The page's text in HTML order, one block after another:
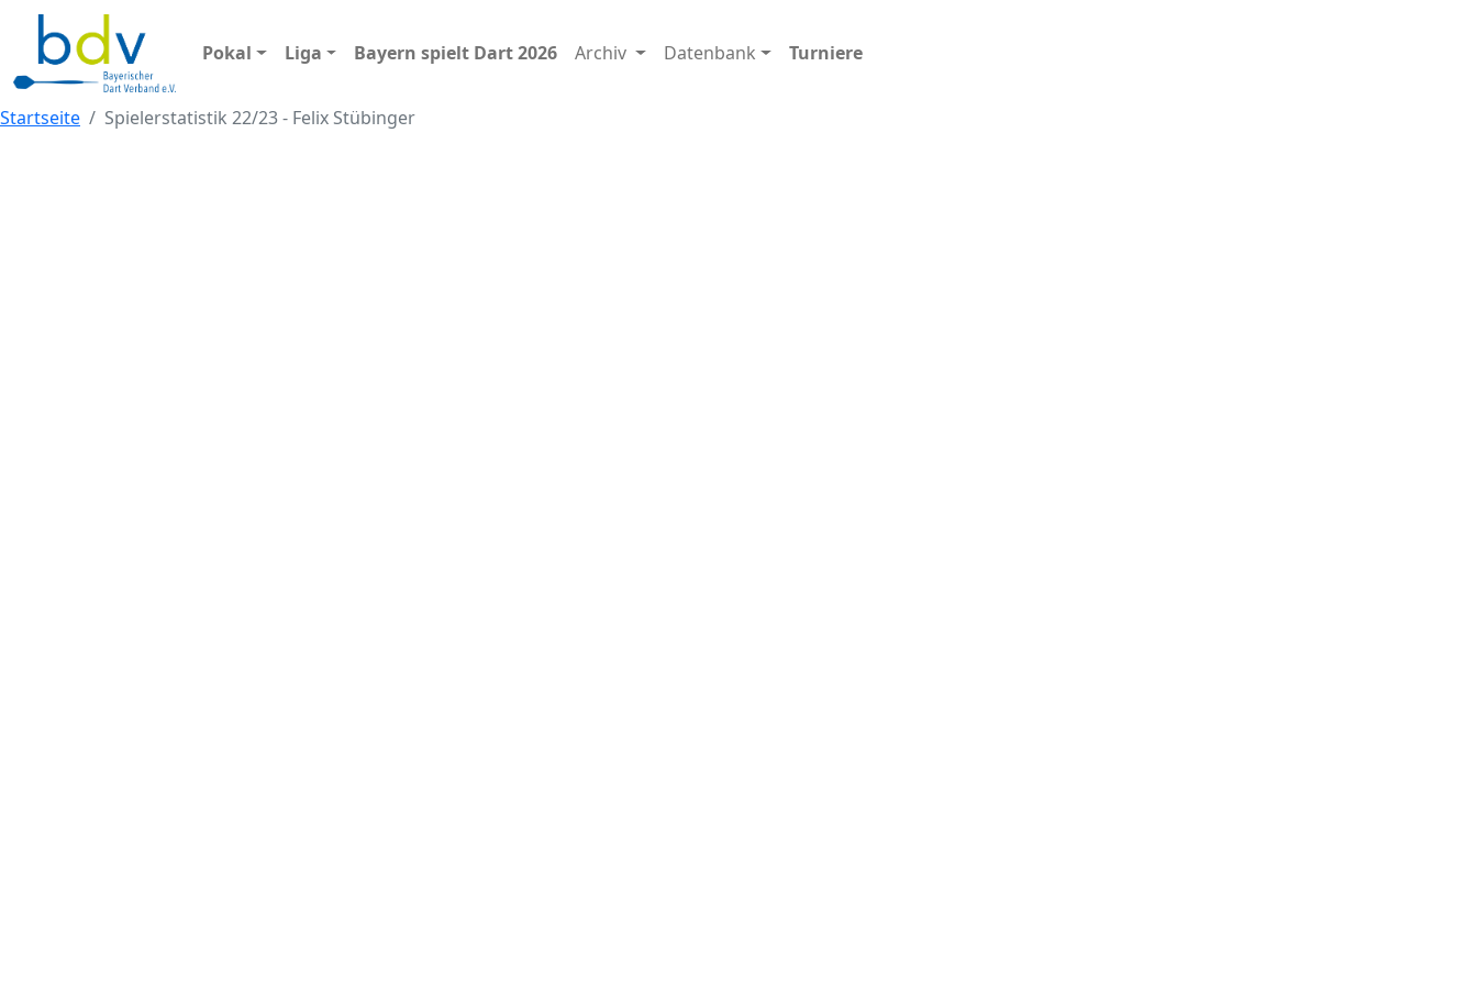
Pokal Liga Bayern spielt Dart 2026 Archiv Datenbank Turniere
Startseite Spielerstatistik 22/23 - Felix Stübinger